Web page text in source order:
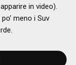
in video).
meno i Suv